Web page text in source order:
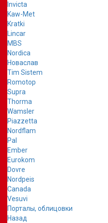
Invicta
Kaw-Met
Kratki
Lincar
MBS
Nordica
Новаслав
Tim Sistem
Romotop
Supra
Thorma
Wamsler
Piazzetta
Nordflam
Pal
Ember
Eurokom
Dovre
Nordpeis
Canada
Vesuvi
Порталы, облицовки
Назад